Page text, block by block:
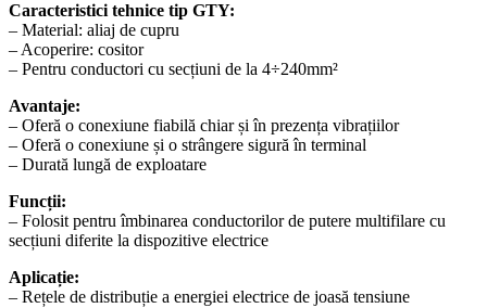
Caracteristici tehnice tip GTY:
– Material: aliaj de cupru
– Acoperire: cositor
– Pentru conductori cu secțiuni de la 4÷240mm²
Avantaje:
– Oferă o conexiune fiabilă chiar și în prezența vibrațiilor
– Oferă o conexiune și o strângere sigură în terminal
– Durată lungă de exploatare
Funcții:
– Folosit pentru îmbinarea conductorilor de putere multifilare cu
secțiuni diferite la dispozitive electrice
Aplicație:
– Rețele de distribuție a energiei electrice de joasă tensiune